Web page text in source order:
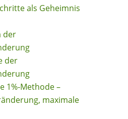
als Geheimnis
der
der
1%-Methode –
maximale